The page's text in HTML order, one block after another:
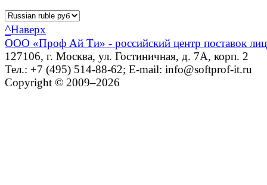
^Наверх
ООО «Проф Ай Ти» - российский центр поставок
127106, г. Москва, ул. Гостиничная, д. 7А, корп. 2
Тел.: +7 (495) 514-88-62; E-mail: info@softprof-it.ru
Copyright © 2009–2026